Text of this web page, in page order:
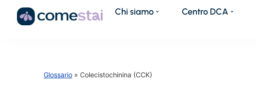
Chi siamo Centro DCA
Glossario » Colecistochinina (CCK)